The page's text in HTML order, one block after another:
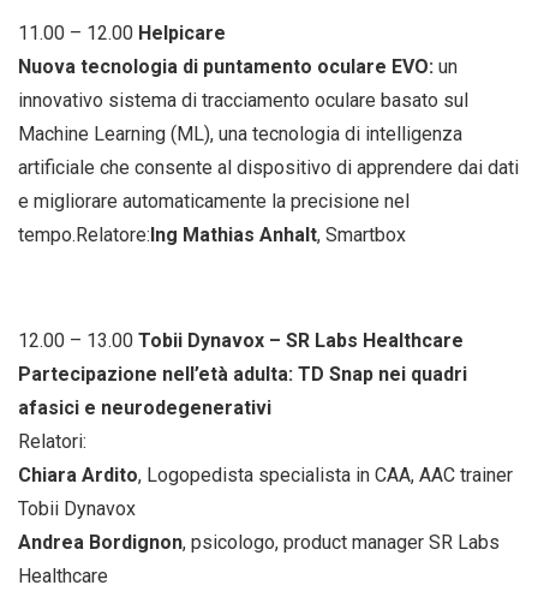
11.00 – 12.00 Helpicare
Nuova tecnologia di puntamento oculare EVO: un
innovativo sistema di tracciamento oculare basato sul
Machine Learning (ML), una tecnologia di intelligenza
artificiale che consente al dispositivo di apprendere dai dati
e migliorare automaticamente la precisione nel
tempo.Relatore: Ing Mathias Anhalt, Smartbox
12.00 – 13.00 Tobii Dynavox – SR Labs Healthcare
Partecipazione nell’età adulta: TD Snap nei quadri
afasici e neurodegenerativi
Relatori:
Chiara Ardito, Logopedista specialista in CAA, AAC trainer
Tobii Dynavox
Andrea Bordignon, psicologo, product manager SR Labs
Healthcare